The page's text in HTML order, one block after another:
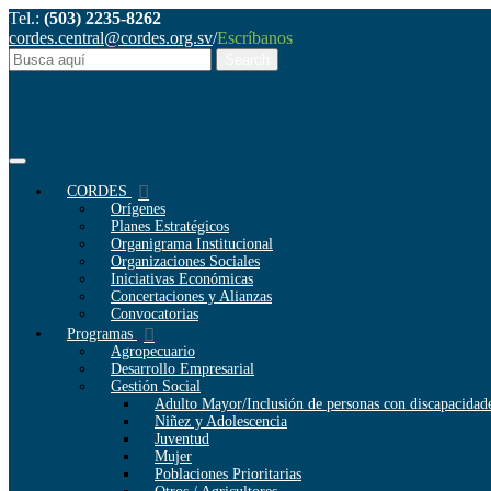
Tel.: (503) 2235-8262
cordes.central@cordes.org.sv/Escríbanos
CORDES
Orígenes
Planes Estratégicos
Organigrama Institucional
Organizaciones Sociales
Iniciativas Económicas
Concertaciones y Alianzas
Convocatorias
Programas
Agropecuario
Desarrollo Empresarial
Gestión Social
Adulto Mayor/Inclusión de personas con
Niñez y Adolescencia
Juventud
Mujer
Poblaciones Prioritarias